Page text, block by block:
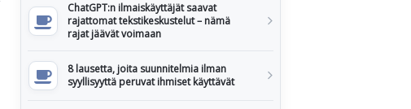
ChatGPT:n ilmaiskäyttäjät saavat
rajattomat tekstikeskustelut – nämä
rajat jäävät voimaan
8 lausetta, joita suunnitelmia ilman
syyllisyyttä peruvat ihmiset käyttävät